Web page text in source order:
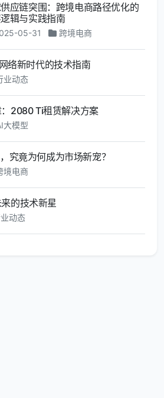
应链突围：跨境电商路径优化的
辑与实践指南
05-31 跨境电商
络新时代的技术指南
业动态
2080 Ti租赁解决方案
大模型
究竟为何成为市场新宠？
境电商
的技术新星
动态